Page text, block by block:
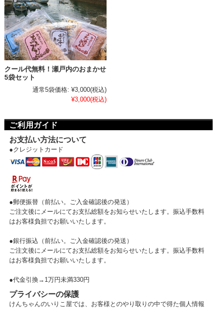
クール代無料！瀬戸内のおまかせ
5袋セット
通常5袋価格: ¥3,000(税込)
¥3,000(税込)
ご利用ガイド
お支払い方法について
●クレジットカード
●郵便振替（前払い。ご入金確認後の発送）
ご注文後にメールにてお支払総額をお知らせいたします。振込手数料
はお客様負担でお願いいたします。
●銀行振込（前払い。ご入金確認後の発送）
ご注文後にメールにてお支払総額をお知らせいたします。振込手数料
はお客様負担でお願いいたします。
●代金引換→1万円未満330円
プライバシーの保護
けんちゃんのいりこ屋では、お客様とのやり取りの中で得た個人情報